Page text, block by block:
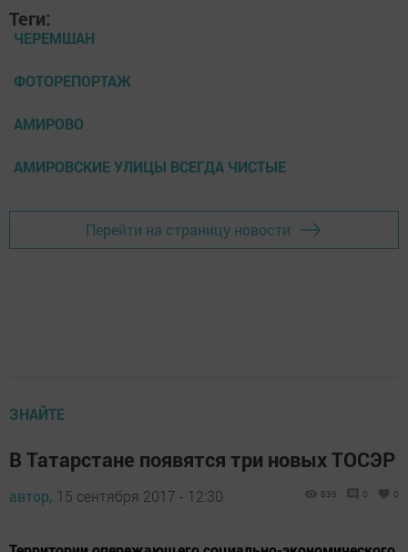
Теги:
ЧЕРЕМШАН
ФОТОРЕПОРТАЖ
АМИРОВО
АМИРОВСКИЕ УЛИЦЫ ВСЕГДА ЧИСТЫЕ
Перейти на страницу новости
ЗНАЙТЕ
В Татарстане появятся три новых ТОСЭР
автор, 15 сентября 2017 - 12:30 836 0 0